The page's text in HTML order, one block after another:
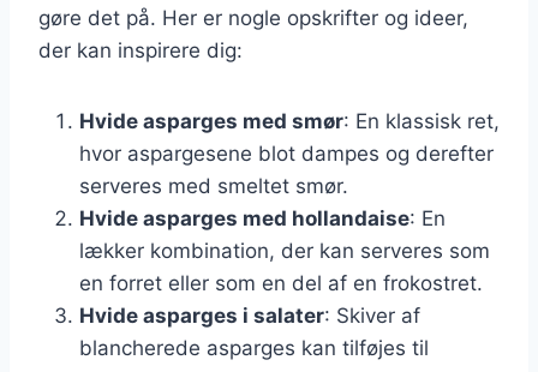
gøre det på. Her er nogle opskrifter og ideer,
der kan inspirere dig:
Hvide asparges med smør: En klassisk ret,
hvor aspargesene blot dampes og derefter
serveres med smeltet smør.
Hvide asparges med hollandaise: En
lækker kombination, der kan serveres som
en forret eller som en del af en frokostret.
Hvide asparges i salater: Skiver af
blancherede asparges kan tilføjes til